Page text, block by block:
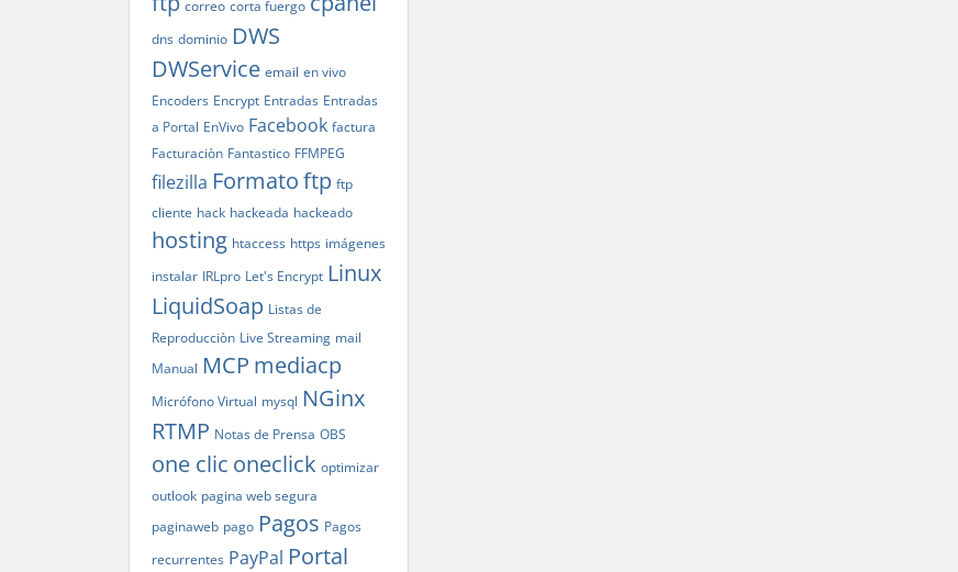
correo corta fuergo
dns dominio DWS
DWService email en vivo
Encoders Encrypt Entradas Entradas
a Portal EnVivo Facebook factura
Facturaciòn Fantastico FFMPEG
filezilla Formatoftp ftp
cliente hack hackeada hackeado
hosting htaccess https imágenes
instalar IRLpro Let's Encrypt Linux
LiquidSoap Listas de
Reproducciòn Live Streaming mail
Manual MCP mediacp
Micrófono Virtual mysql NGinx
RTMP Notas de Prensa OBS
one clic oneclick optimizar
outlook pagina web segura
paginaweb pago Pagos Pagos
recurrentes PayPal Portal